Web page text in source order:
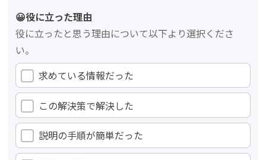
😀役に立った理由
役に立ったと思う理由について以下より選択くださ
い。
求めている情報だった
この解決策で解決した
説明の手順が簡単だった